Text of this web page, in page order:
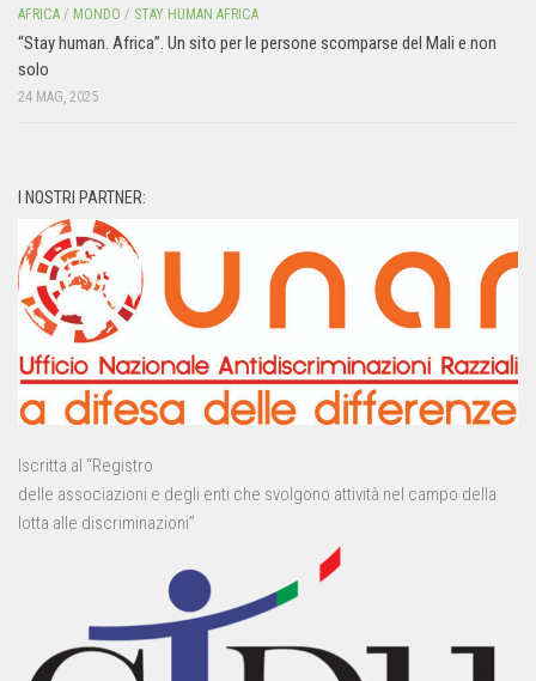
AFRICA / MONDO / STAY HUMAN AFRICA
“Stay human. Africa”. Un sito per le persone scomparse del Mali e non
solo
24 MAG, 2025
I NOSTRI PARTNER:
Iscritta al “Registro
delle associazioni e degli enti che svolgono attività nel campo della
lotta alle discriminazioni”